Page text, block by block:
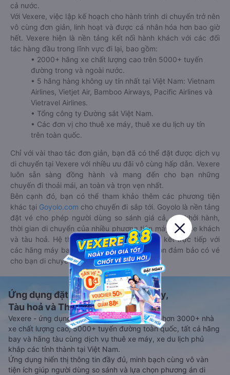
cả nước.
Với Vexere, việc lập kế hoạch cho hành trình di chuyển trở nên
vô cùng đơn giản, linh hoạt và được cá nhân hóa hơn bao giờ
hết. Vexere hiện là nền tảng kết nối hành khách với các đối
tác hàng đầu trong lĩnh vực đi lại, bao gồm:
• 2000+ hãng xe chất lượng cao trên 5000+ tuyến
đường trong và ngoài nước.
• 5 hãng hàng không uy tín nhất tại Việt Nam: Vietnam
Airlines, Vietjet Air, Bamboo Airways, Pacific Airlines và
Vietravel Airlines.
• Tổng công ty Đường sắt Việt Nam.
• Các đơn vị cho thuê xe máy, thuê xe du lịch uy tín
trên toàn quốc.
Chỉ với vài thao tác đơn giản, bạn đã có thể đặt được dịch vụ
di chuyển tại Vexere với nhiều ưu đãi vô cùng hấp dẫn. Vexere
luôn sẵn sàng đồng hành và mang đến cho bạn những
chuyến đi thoải mái, an toàn và trọn vẹn nhất.
Bên cạnh đó, bạn có thể tham khảo thêm các phương tiện
khác tại Goyolo.com cho chuyến đi sắp tới. Goyolo là nền tảng
đặt vé cho phép người dùng so sánh giá cả, giờ khởi hành,
thời gian di chuyển của nhiều phương tiện máy bay, xe khách
và tàu hoả. Hệ thống của Goyolo được liên kết trực tiếp với
các hãng máy bay, xe khách và tàu hoả, luôn đảm bảo có vé
cho bạn di chuyển.
Ứng dụng đặt vé Xe khách, Máy bay,
Tàu hoả và Thuê xe
Vexere - ứng dụng đặt vé đa phương tiện với hơn 3000+ nhà
xe chất lượng cao, 5000+ tuyến đường toàn quốc, tất cả hãng
bay và hãng tàu cùng dịch vụ thuê xe máy, xe du lịch phủ
khắp các tỉnh thành tại Việt Nam.
Ứng dụng hiển thị thông tin đầy đủ, minh bạch cùng vô vàn
tiện ích giúp người dùng so sánh và lựa chọn phương án di